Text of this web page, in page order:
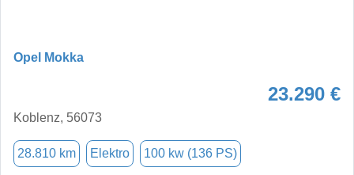
Opel Mokka
23.290 €
Koblenz, 56073
28.810 km Elektro 100 kw (136 PS)